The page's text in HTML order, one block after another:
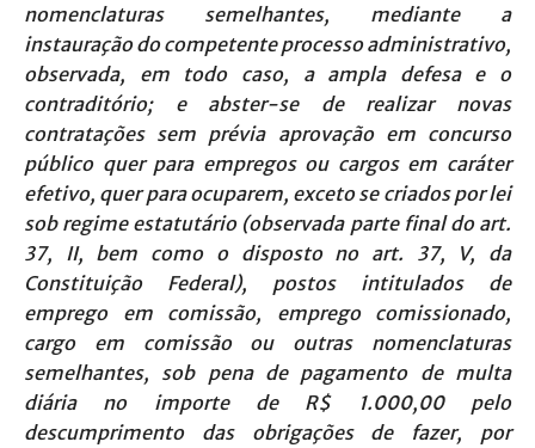
nomenclaturas semelhantes, mediante a
instauração do competente processo administrativo,
observada, em todo caso, a ampla defesa e o
contraditório; e abster-se de realizar novas
contratações sem prévia aprovação em concurso
público quer para empregos ou cargos em caráter
efetivo, quer para ocuparem, exceto se criados por lei
sob regime estatutário (observada parte final do art.
37, II, bem como o disposto no art. 37, V, da
Constituição Federal), postos intitulados de
emprego em comissão, emprego comissionado,
cargo em comissão ou outras nomenclaturas
semelhantes, sob pena de pagamento de multa
diária no importe de R$ 1.000,00 pelo
descumprimento das obrigações de fazer, por